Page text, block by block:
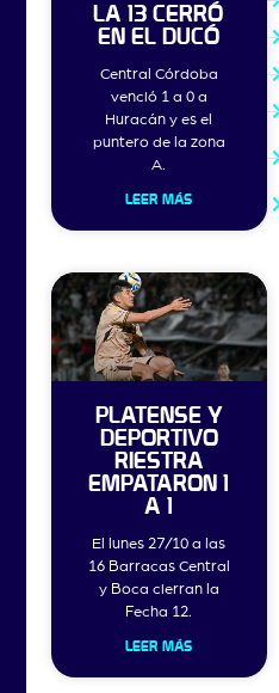
LA 13 CERRÓ
EN EL DUCÓ
Central Córdoba
venció 1 a 0 a
Huracán y es el
puntero de la zona
A.
LEER MÁS
PLATENSE Y
DEPORTIVO
RIESTRA
EMPATARON 1
A 1
El lunes 27/10 a las
16 Barracas Central
y Boca cierran la
Fecha 12.
LEER MÁS